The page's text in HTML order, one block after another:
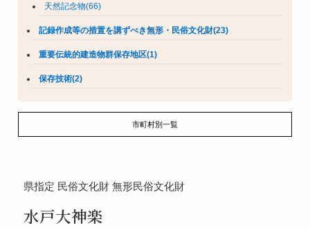
天然記念物(66)
記録作成等の措置を講ずべき無形・民俗文化財(23)
重要伝統的建造物群保存地区(1)
保存技術(2)
市町村別一覧
県指定 民俗文化財 無形民俗文化財
水戸大神楽